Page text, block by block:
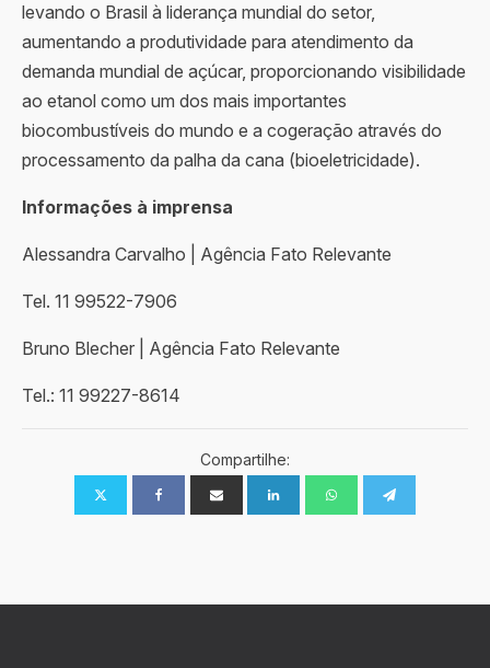
levando o Brasil à liderança mundial do setor,
aumentando a produtividade para atendimento da
demanda mundial de açúcar, proporcionando visibilidade
ao etanol como um dos mais importantes
biocombustíveis do mundo e a cogeração através do
processamento da palha da cana (bioeletricidade).
Informações à imprensa
Alessandra Carvalho | Agência Fato Relevante
Tel. 11 99522-7906
Bruno Blecher | Agência Fato Relevante
Tel.: 11 99227-8614
Compartilhe: